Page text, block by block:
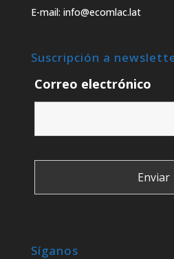
E-mail: info@ecomlac.lat
Suscripción a
Correo electrónico
Síganos